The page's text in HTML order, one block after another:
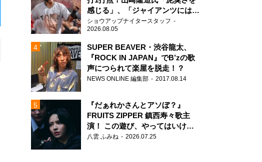
感じる」、「ジャイアンツには少
ないタイプ」
ショウアップナイタースタッフ
2026.08.05
SUPER BEAVER・渋谷龍太、
『ROCK IN JAPAN』でB’zの歌
声につられて楽屋を脱走！？
NEWS ONLINE 編集部 2017.08.14
『だぁれかさんとアソぼ？』
FRUITS ZIPPER 鎮西寿々歌主
演！ この遊び、やってはいけま
せん。
八雲 ふみね 2026.07.25